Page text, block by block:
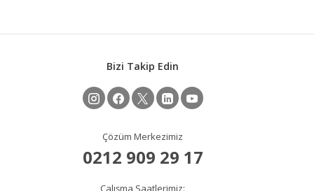
Bizi Takip Edin
Çözüm Merkezimiz
0212 909 29 17
Çalışma Saatlerimiz: